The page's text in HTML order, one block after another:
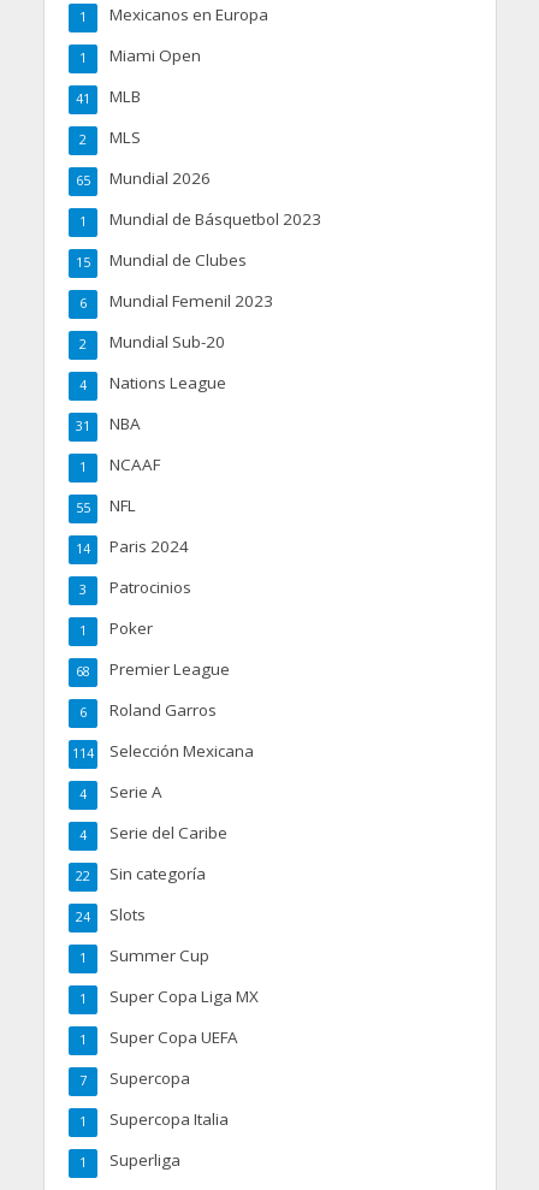
Mexicanos en Europa
1
Miami Open
1
MLB
41
MLS
2
Mundial 2026
65
Mundial de Básquetbol 2023
1
Mundial de Clubes
15
Mundial Femenil 2023
6
Mundial Sub-20
2
Nations League
4
NBA
31
NCAAF
1
NFL
55
Paris 2024
14
Patrocinios
3
Poker
1
Premier League
68
Roland Garros
6
Selección Mexicana
114
Serie A
4
Serie del Caribe
4
Sin categoría
22
Slots
24
Summer Cup
1
Super Copa Liga MX
1
Super Copa UEFA
1
Supercopa
7
Supercopa Italia
1
Superliga
1